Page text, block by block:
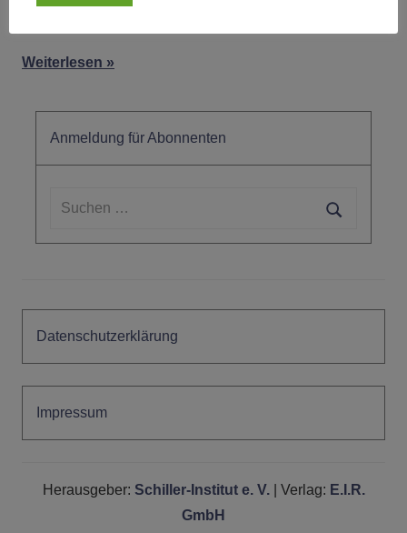
Weiterlesen
Anmeldung für Abonnenten
Suchen
Datenschutzerklärung
Impressum
Herausgeber: Schiller-Institut e. V.| Verlag: E.I.R.
GmbH